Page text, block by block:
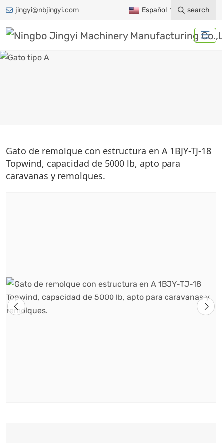
jingyi@nbjingyi.com Español search
GATO TIPO A
Hogar Productos
Accesorios para remolques
Gato de remolque
Gato tipo A
Gato de remolque con estructura en A 1BJY-TJ-18
Topwind, capacidad de 5000 lb, apto para
caravanas y remolques.